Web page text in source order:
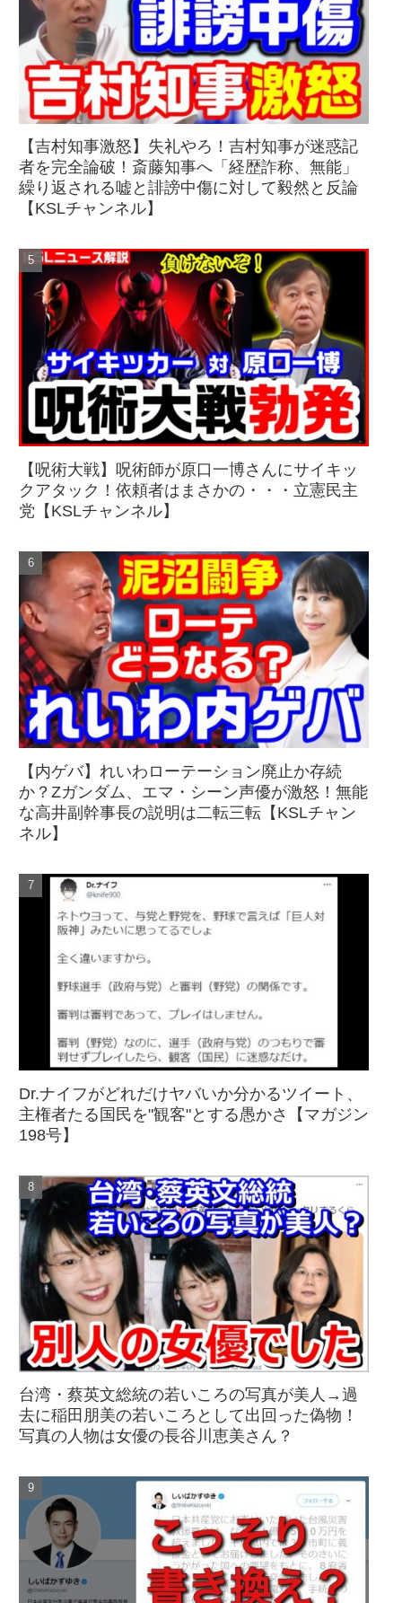
【吉村知事激怒】失礼やろ！吉村知事が迷惑記
者を完全論破！斎藤知事へ「経歴詐称、無能」
繰り返される嘘と誹謗中傷に対して毅然と反論
【KSLチャンネル】
【呪術大戦】呪術師が原口一博さんにサイキッ
クアタック！依頼者はまさかの・・・立憲民主
党【KSLチャンネル】
【内ゲバ】れいわローテーション廃止か存続
か？Zガンダム、エマ・シーン声優が激怒！無能
な高井副幹事長の説明は二転三転【KSLチャン
ネル】
Dr.ナイフがどれだけヤバいか分かるツイート、
主権者たる国民を"観客"とする愚かさ【マガジン
198号】
台湾・蔡英文総統の若いころの写真が美人→過
去に稲田朋美の若いころとして出回った偽物！
写真の人物は女優の長谷川恵美さん？